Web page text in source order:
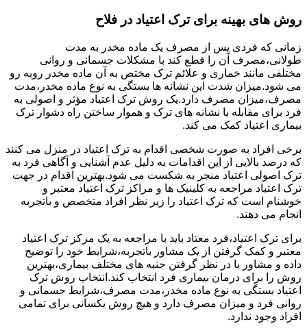
روش های بهینه برای ترک اعتیاد در فلاح
زمانی که فردی پس از مصرف یک ماده مخدر به مدت
طولانی،مصرف آن را قطع کند با مشکلات جسمانی و روانی
مختلفی مانند خماری و علائم ترک مختص به آن ماده مخدر روبه رو
می شود.میزان شدت این نشانه ها بستگی به نوع ماده مخدر،مدت
مصرف،میزان مصرف دارد.یک روش ترک اعتیاد مؤثر و اصولی به
فرد برای مقابله با نشانه های ترک و هموار ساختن راه دشوار ترک
بیماری اعتیاد کمک می کند.
برخی افراد به صورت شخصی اقدام به ترک اعتیاد در منزل می کنند
که درصد بالایی از این اقدامات به دلیل عدم آشنایی و آگاهی فرد به
ترک اصولی اعتیاد منجر به شکست می شود.بهترین اقدام در جهت
ترک اعتیاد مراجعه به کلینیک ها و مراکز ترک اعتیاد معتبر و
خوشنام است که ترک اعتیاد را زیر نظر افراد متخصص و باتجربه
انجام می دهند.
برای ترک اعتیاد،فرد معتاد باید با مراجعه به یک مرکز ترک اعتیاد
معتبر و کمک گرفتن از یک مشاور باتجربه،شرایط خود را توضیح
داده و مشاور با در نظر گرفتن جنبه های مختلف بیماری،بهترین
روش را برای درمان بیماری فرد انتخاب کند.انتخاب روش ترک
اعتیاد بستگی به نوع ماده مخدر،مدت مصرف،شرایط جسمانی و
روانی فرد و میزان مصرف دارد و هیچ روش یکسانی برای تمامی
افراد وجود ندارد.